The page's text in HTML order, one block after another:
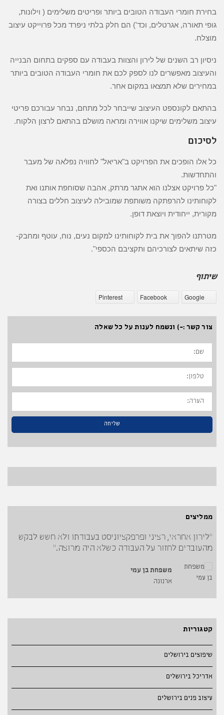
בחירת חומרי העבודה הטובים ביותר ופריטים משלימים ( וילונות,
גופי תאורה, אגרטלים, וכד') הם חלק בלתי ניפרד מכל פרוייקט עיצוב
מוצלח.
ניסיון רב השנים של לירון והצוות בעבודה עם ספקים בתחום הבנייה
והעיצוב מאפשרים לנו לספק לכם את חומרי העבודה הטובים ביותר
במחירים שלא תמצאו במקום אחר.
בהתאם לקונספט העיצוב שייבחר לכל מתחם, נבחר עבורכם פריטי
עיצוב משלימים שיקנו אווירה ומראה מושלם בהתאם לרצון הלקוח.
לסיכום
כל אלו הופכים את הפרויקט ב"אריאל" לחוויה נפלאה של מעבר
והתחדשות.
"כל פרויקט אצלנו הוא אתגר מרתק, אהבה שסוחפת אותנו ואת
לקוחותינו להרפתקה משותפת שמובילה לעיצוב חללים בצורה
מקורית, ייחודית ויוצאת דופן.
מטרתנו להפוך את בית לקוחותינו למקום נעים, נוח, עוטף ומחבק-
כזה שיתאים לצורכיהם ותקציבם הכספי".
שיתוף
Google
Facebook
Pinterest
צור קשר :-) ונשמח לענות על כל שאלה
שם:
טלפון:
הערה:
שליחה
ממליצים
"לירון אחראי, רציני ופרפקציוניסט בעבודתו ולא חשש לבקש
מהעובדים לחזור על העבודה כשלא היה מרוצה."
משפחת בן עמי
ארנונה
"העבודות נוהלו ובוצעו ע"י לירון במקצועיות ובמהירות,
ללא חריגה ממסגרת הזמנים שנקבעה והכל נעשה בשלווה
משפחת בביוף
שיפוצים בירושלים
אדריכל בירושלים
עיצוב פנים בירושלים